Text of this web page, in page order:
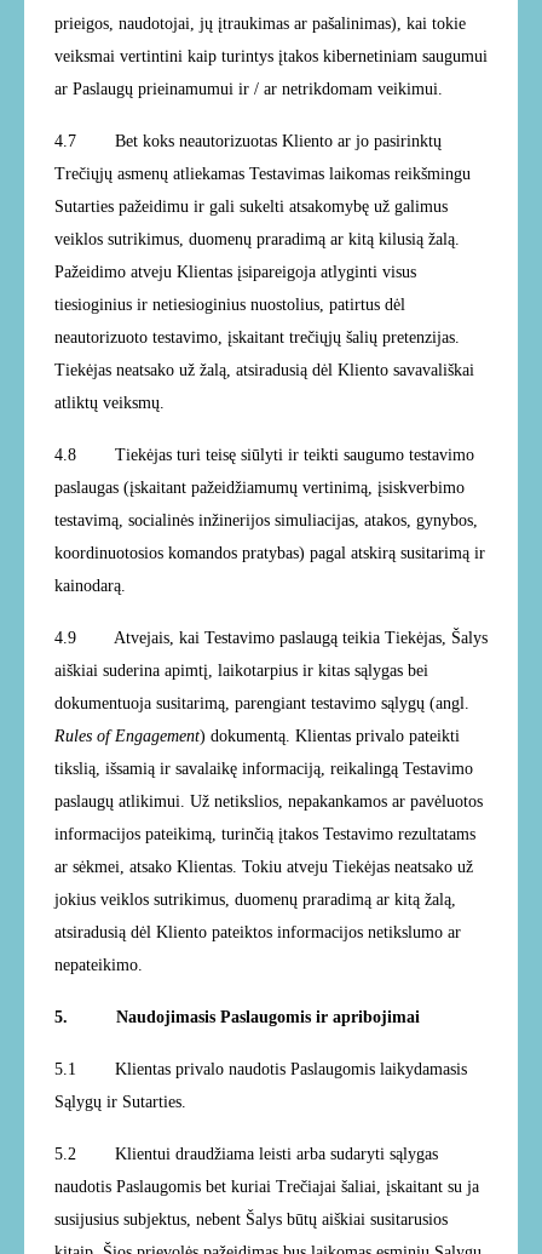
prieigos, naudotojai, jų įtraukimas ar pašalinimas), kai tokie
veiksmai vertintini kaip turintys įtakos kibernetiniam saugumui
ar Paslaugų prieinamumui ir / ar netrikdomam veikimui.
4.7 Bet koks neautorizuotas Kliento ar jo pasirinktų
Trečiųjų asmenų atliekamas Testavimas laikomas reikšmingu
Sutarties pažeidimu ir gali sukelti atsakomybę už galimus
veiklos sutrikimus, duomenų praradimą ar kitą kilusią žalą.
Pažeidimo atveju Klientas įsipareigoja atlyginti visus
tiesioginius ir netiesioginius nuostolius, patirtus dėl
neautorizuoto testavimo, įskaitant trečiųjų šalių pretenzijas.
Tiekėjas neatsako už žalą, atsiradusią dėl Kliento savavališkai
atliktų veiksmų.
4.8 Tiekėjas turi teisę siūlyti ir teikti saugumo testavimo
paslaugas (įskaitant pažeidžiamumų vertinimą, įsiskverbimo
testavimą, socialinės inžinerijos simuliacijas, atakos, gynybos,
koordinuotosios komandos pratybas) pagal atskirą susitarimą ir
kainodarą.
4.9 Atvejais, kai Testavimo paslaugą teikia Tiekėjas, Šalys
aiškiai suderina apimtį, laikotarpius ir kitas sąlygas bei
dokumentuoja susitarimą, parengiant testavimo sąlygų (angl.
Rules of Engagement) dokumentą. Klientas privalo pateikti
tikslią, išsamią ir savalaikę informaciją, reikalingą Testavimo
paslaugų atlikimui. Už netikslios, nepakankamos ar pavėluotos
informacijos pateikimą, turinčią įtakos Testavimo rezultatams
ar sėkmei, atsako Klientas. Tokiu atveju Tiekėjas neatsako už
jokius veiklos sutrikimus, duomenų praradimą ar kitą žalą,
atsiradusią dėl Kliento pateiktos informacijos netikslumo ar
nepateikimo.
5. Naudojimasis Paslaugomis ir apribojimai
5.1 Klientas privalo naudotis Paslaugomis laikydamasis
Sąlygų ir Sutarties.
5.2 Klientui draudžiama leisti arba sudaryti sąlygas
naudotis Paslaugomis bet kuriai Trečiajai šaliai, įskaitant su ja
susijusius subjektus, nebent Šalys būtų aiškiai susitarusios